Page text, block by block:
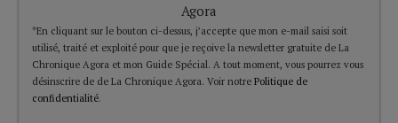
Agora
*En cliquant sur le bouton ci-dessus, j’accepte que mon e-mail saisi soit
utilisé, traité et exploité pour que je reçoive la newsletter gratuite de La
Chronique Agora et mon Guide Spécial. A tout moment, vous pourrez vous
désinscrire de de La Chronique Agora. Voir notre Politique de
confidentialité.